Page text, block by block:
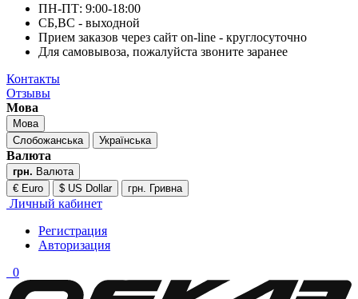
ПН-ПТ: 9:00-18:00
СБ,ВС - выходной
Прием заказов через сайт on-line - круглосуточно
Для самовывоза, пожалуйста звоните заранее
Контакты
Отзывы
Мова
Мова
Слобожанська
Українська
Валюта
грн. Валюта
€ Euro
$ US Dollar грн. Гривна
Личный кабинет
Регистрация
Авторизация
0